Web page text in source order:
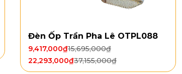
Đèn Ốp Trần Pha Lê OTPL088
15,695,000₫
9,417,000₫
37,155,000₫
22,293,000₫